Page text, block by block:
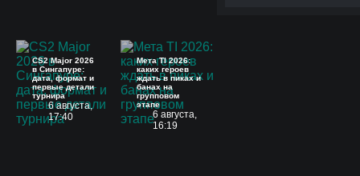
CS2 Major 2026
в Сингапуре:
дата, формат и
первые детали
турнира
6 августа,
17:40
Мета TI 2026:
каких героев
ждать в пиках и
банах на
групповом
этапе
6 августа,
16:19